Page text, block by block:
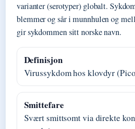
varianter (serotyper) globalt.
blemmer og sår i munnhulen og
gir sykdommen sitt norske navn.
Definisjon
Virussykdom hos klovdyr
Smittefare
Svært smittsomt via direkte